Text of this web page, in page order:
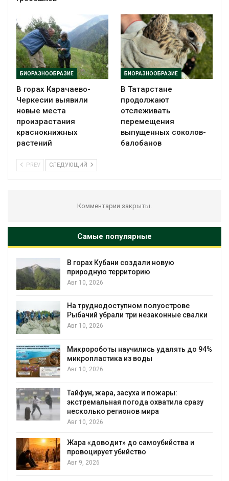
БИОРАЗНООБРАЗИЕ
В горах Карачаево-
Черкесии выявили
новые места
произрастания
краснокнижных
растений
БИОРАЗНООБРАЗИЕ
В Татарстане
продолжают
отслеживать
перемещения
выпущенных соколов-
балобанов
PREV СЛЕДУЮЩИЙ
Комментарии закрыты.
Самые популярные
В горах Кубани создали новую
природную территорию
Авг 10, 2026
На труднодоступном полуострове
Рыбачий убрали три незаконные свалки
Авг 10, 2026
Микророботы научились удалять до 94%
микропластика из воды
Авг 10, 2026
Тайфун, жара, засуха и пожары:
экстремальная погода охватила сразу
несколько регионов мира
Авг 10, 2026
Жара «доводит» до самоубийства и
провоцирует убийство
Авг 9, 2026